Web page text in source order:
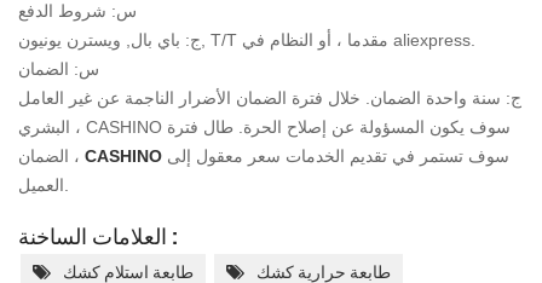
س: شروط الدفع
ج: باي بال, ويسترن يونيون, T/T مقدما ، أو النظام في aliexpress.
س: الضمان
ج: سنة واحدة الضمان. خلال فترة الضمان الأضرار الناجمة عن غير العامل
البشري ، CASHINO سوف يكون المسؤولة عن إصلاح الحرة. طال فترة
الضمان ، CASHINO سوف تستمر في تقديم الخدمات سعر معقول إلى
العلامات الساخنة :
طابعة استلام كشك طابعة حرارية كشك